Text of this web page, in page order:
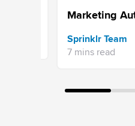
Marketing
Sprinklr Team
7 mins read